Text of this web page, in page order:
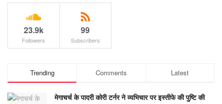
23.9k
Followers
99
Subscribers
Trending Comments Latest
मेगाचर्च के पादरी कोरी टर्नर ने व्यभिचार पर इस्तीफे की पुष्टि की